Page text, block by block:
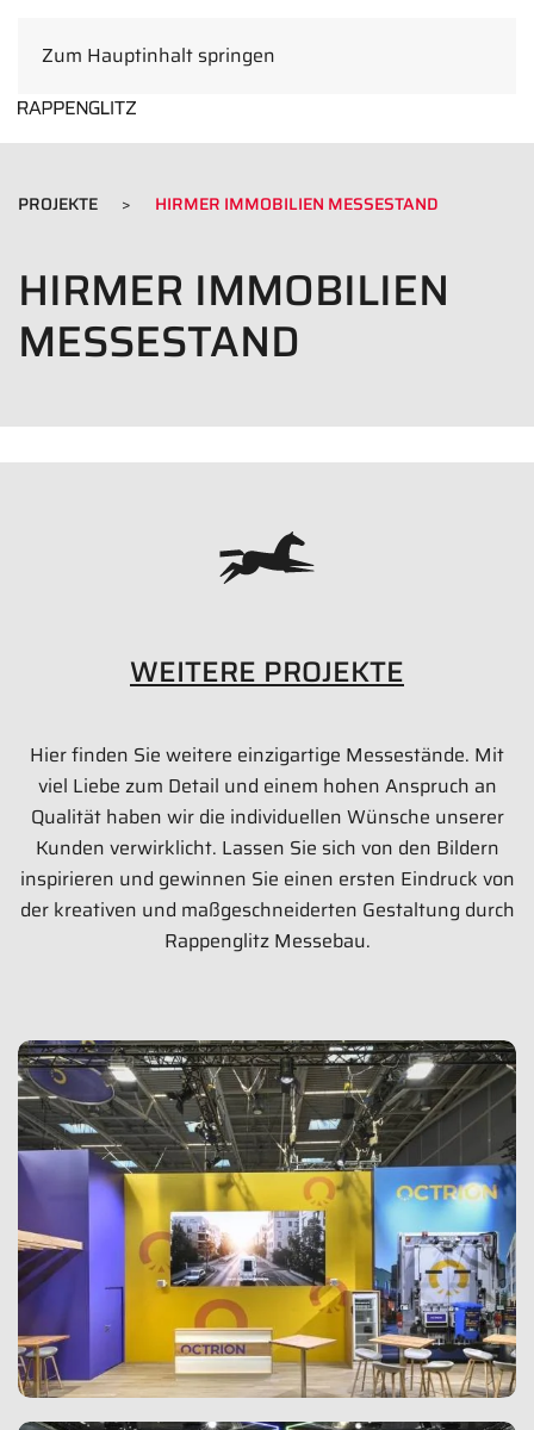
Zum Hauptinhalt springen
PROJEKTE HIRMER IMMOBILIEN MESSESTAND
HIRMER IMMOBILIEN
MESSESTAND
HIRMER IMMOBILIEN Messestand
72 qm
Exporeal 2016 | München
Bilder anzeigen
WEITERE PROJEKTE
Hier finden Sie weitere einzigartige Messestände. Mit
viel Liebe zum Detail und einem hohen Anspruch an
Qualität haben wir die individuellen Wünsche unserer
Kunden verwirklicht. Lassen Sie sich von den Bildern
inspirieren und gewinnen Sie einen ersten Eindruck von
der kreativen und maßgeschneiderten Gestaltung durch
Rappenglitz Messebau.